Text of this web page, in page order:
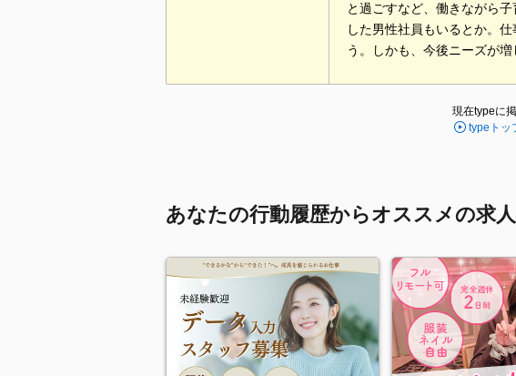
と過ごすなど、働きながら
した男性社員もいるとか。
う。しかも、今後ニーズが
現在typeに
typeトッ
あなたの行動履歴からオススメの求人